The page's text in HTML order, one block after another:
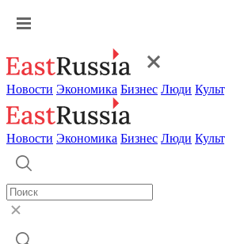
Новости Экономика Бизнес Люди
Новости Экономика Бизнес Люди